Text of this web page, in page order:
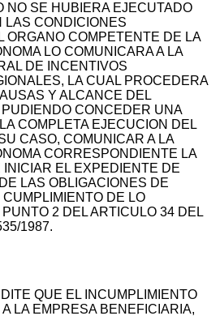
NO SE HUBIERA EJECUTADO
LAS CONDICIONES
ORGANO COMPETENTE DE LA
LO COMUNICARA A LA
DE INCENTIVOS
LA CUAL PROCEDERA
Y ALCANCE DEL
PUDIENDO CONCEDER UNA
COMPLETA EJECUCION DEL
CASO, COMUNICAR A LA
CORRESPONDIENTE LA
EL EXPEDIENTE DE
LAS OBLIGACIONES DE
DE LO
2 DEL ARTICULO 34 DEL
1987.
QUE EL INCUMPLIMIENTO
LA EMPRESA BENEFICIARIA,